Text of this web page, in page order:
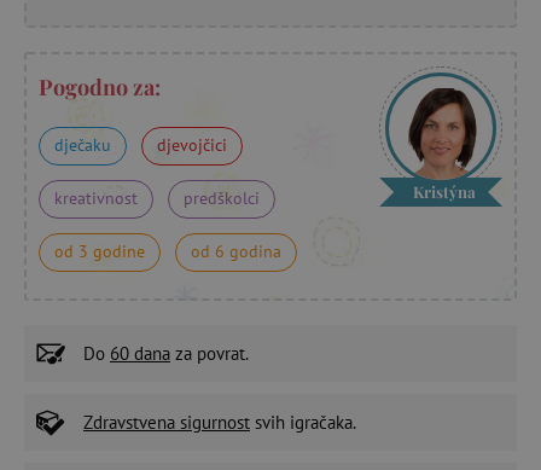
Pogodno za:
dječaku djevojčici
kreativnost predškolci
od 3 godine od 6 godina
Kristýna
Do 60 dana za povrat.
Zdravstvena sigurnost svih igračaka.